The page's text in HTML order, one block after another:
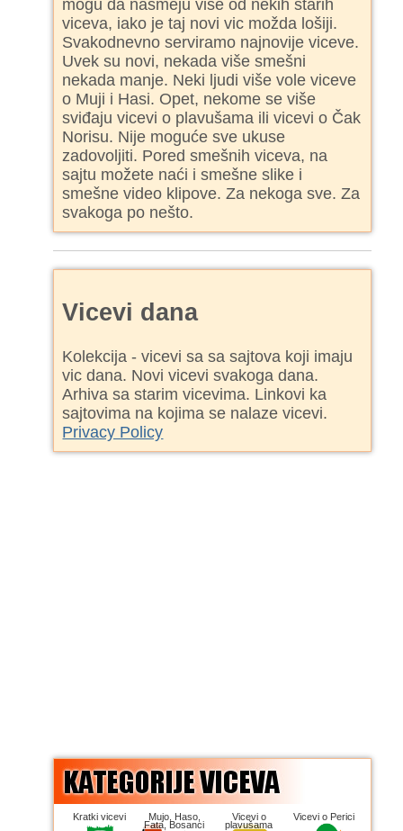
mogu da nasmeju više od nekih starih
viceva, iako je taj novi vic možda lošiji.
Svakodnevno serviramo najnovije viceve.
Uvek su novi, nekada više smešni
nekada manje. Neki ljudi više vole viceve
o Muji i Hasi. Opet, nekome se više
sviđaju vicevi o plavušama ili vicevi o Čak
Norisu. Nije moguće sve ukuse
zadovoljiti. Pored smešnih viceva, na
sajtu možete naći i smešne slike i
smešne video klipove. Za nekoga sve. Za
svakoga po nešto.
Vicevi dana
Kolekcija - vicevi sa sa sajtova koji imaju
vic dana. Novi vicevi svakoga dana.
Arhiva sa starim vicevima. Linkovi ka
sajtovima na kojima se nalaze vicevi.
Privacy Policy
Kratki vicevi Mujo, Haso,
Fata, Bosanci
Vicevi o
plavušama
Vicevi o Perici